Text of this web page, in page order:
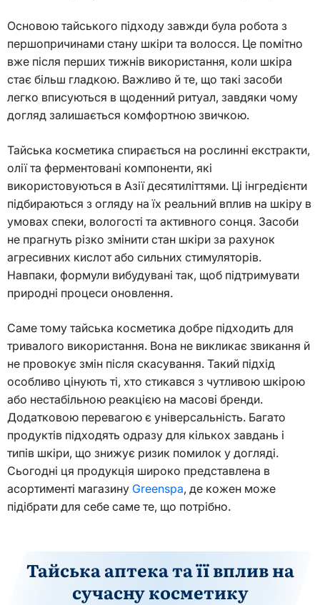
Основою тайського підходу завжди була робота з
першопричинами стану шкіри та волосся. Це помітно
вже після перших тижнів використання, коли шкіра
стає більш гладкою. Важливо й те, що такі засоби
легко вписуються в щоденний ритуал, завдяки чому
догляд залишається комфортною звичкою.
Тайська косметика спирається на рослинні екстракти,
олії та ферментовані компоненти, які
використовуються в Азії десятиліттями. Ці інгредієнти
підбираються з огляду на їх реальний вплив на шкіру в
умовах спеки, вологості та активного сонця. Засоби
не прагнуть різко змінити стан шкіри за рахунок
агресивних кислот або сильних стимуляторів.
Навпаки, формули вибудувані так, щоб підтримувати
природні процеси оновлення.
Саме тому тайська косметика добре підходить для
тривалого використання. Вона не викликає звикання й
не провокує змін після скасування. Такий підхід
особливо цінують ті, хто стикався з чутливою шкірою
або нестабільною реакцією на масові бренди.
Додатковою перевагою є універсальність. Багато
продуктів підходять одразу для кількох завдань і
типів шкіри, що знижує ризик помилок у догляді.
Сьогодні ця продукція широко представлена в
асортименті магазину Greenspa, де кожен може
підібрати для себе саме те, що потрібно.
Тайська аптека та її вплив на
сучасну косметику